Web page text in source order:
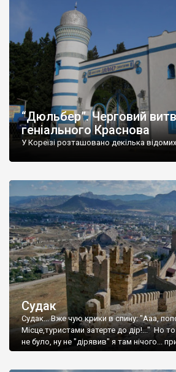
“Дюльбер”. Черговий
геніального Краснова
У Кореїзі розташовано декілька
Судак
Судак... Вже чую крики в спину: "Ааа,
Місце,туристами затерте до дір!..." Но
не було, ну не "дірявив" я там нічого...